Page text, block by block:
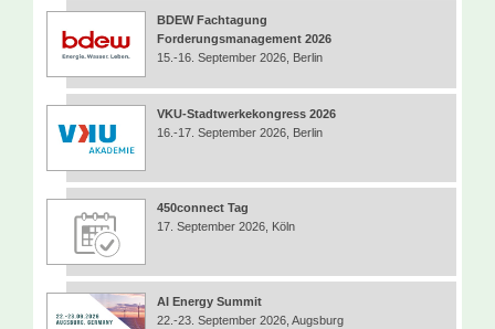
BDEW Fachtagung
Forderungsmanagement 2026
15.-16. September 2026, Berlin
VKU-Stadtwerkekongress 2026
16.-17. September 2026, Berlin
450connect Tag
17. September 2026, Köln
AI Energy Summit
22.-23. September 2026, Augsburg